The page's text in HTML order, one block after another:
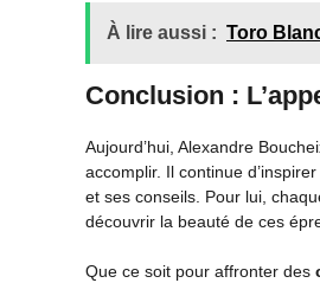
À lire aussi : Toro
Conclusion :
Aujourd’hui, Alexandre
accomplir. Il continue
et ses conseils. Pour lui,
découvrir la beauté de ces
Que ce soit pour affronter des